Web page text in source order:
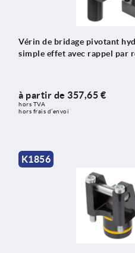
Vérin de bridage pivotant
simple effet avec rappel par
à partir de 357,65 €
hors TVA
hors frais d’envoi
K1856